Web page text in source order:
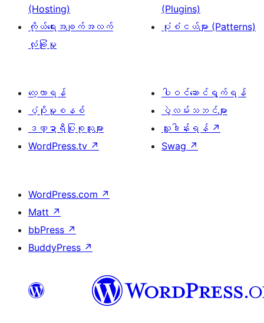
(Hosting)
ကိုယ်ရေးအချက်အလက်
လုံခြုံမှု
(Plugins)
ပုံစံငယ်များ (Patterns)
လေ့လာရန်
ပံ့ပိုးမှုစနစ်
ဒဏ္ဍာရီပြုစုသူများ
WordPress.tv ↗
ပါဝင်ဆောင်ရွက်ရန်
ပွဲလမ်းသဘင်များ
လှူဒါန်းရန် ↗
Swag ↗
WordPress.com ↗
Matt ↗
bbPress ↗
BuddyPress ↗